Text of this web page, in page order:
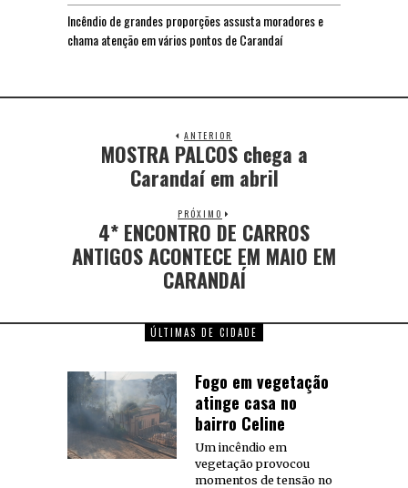
Incêndio de grandes proporções assusta moradores e
chama atenção em vários pontos de Carandaí
ANTERIOR
MOSTRA PALCOS chega a
Carandaí em abril
PRÓXIMO
4* ENCONTRO DE CARROS
ANTIGOS ACONTECE EM MAIO EM
CARANDAÍ
ÚLTIMAS DE CIDADE
Fogo em vegetação
atinge casa no
bairro Celine
Um incêndio em
vegetação provocou
momentos de tensão no